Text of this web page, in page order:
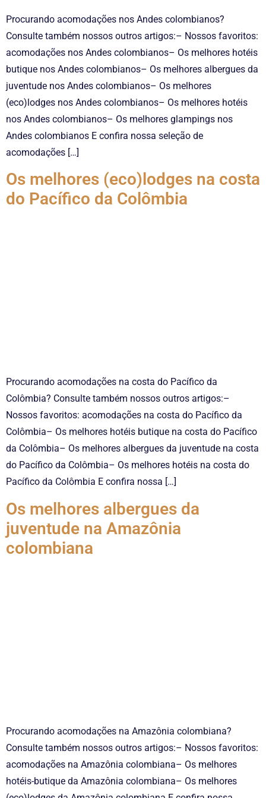
Procurando acomodações nos Andes colombianos?
Consulte também nossos outros artigos:– Nossos favoritos:
acomodações nos Andes colombianos– Os melhores hotéis
butique nos Andes colombianos– Os melhores albergues da
juventude nos Andes colombianos– Os melhores
(eco)lodges nos Andes colombianos– Os melhores hotéis
nos Andes colombianos– Os melhores glampings nos
Andes colombianos E confira nossa seleção de
acomodações […]
Os melhores (eco)lodges na costa
do Pacífico da Colômbia
Procurando acomodações na costa do Pacífico da
Colômbia? Consulte também nossos outros artigos:–
Nossos favoritos: acomodações na costa do Pacífico da
Colômbia– Os melhores hotéis butique na costa do Pacífico
da Colômbia– Os melhores albergues da juventude na costa
do Pacífico da Colômbia– Os melhores hotéis na costa do
Pacífico da Colômbia E confira nossa […]
Os melhores albergues da
juventude na Amazônia
colombiana
Procurando acomodações na Amazônia colombiana?
Consulte também nossos outros artigos:– Nossos favoritos:
acomodações na Amazônia colombiana– Os melhores
hotéis-butique da Amazônia colombiana– Os melhores